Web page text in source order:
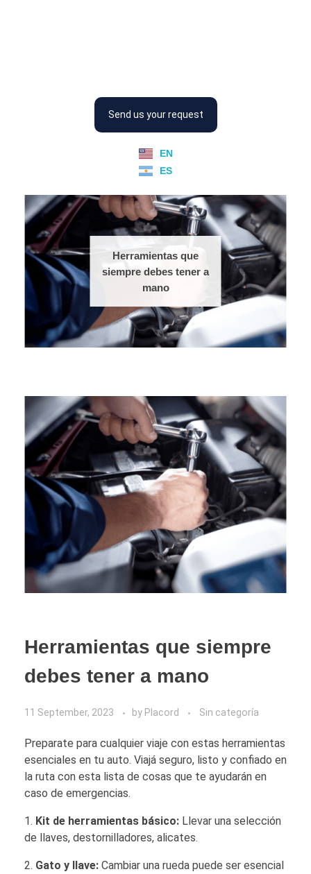
Send us your request
EN
ES
Herramientas que
siempre debes tener a
mano
Herramientas que siempre
debes tener a mano
11 September, 2023 by Placord Sin categoría
Preparate para cualquier viaje con estas herramientas
esenciales en tu auto. Viajá seguro, listo y confiado en
la ruta con esta lista de cosas que te ayudarán en
caso de emergencias.
1️. Kit de herramientas básico: Llevar una selección
de llaves, destornilladores, alicates.
2. Gato y llave: Cambiar una rueda puede ser esencial